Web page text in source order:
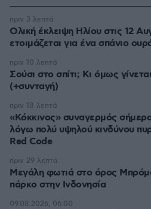
Ολική έκλειψη Ηλίου στις 12
ετοιμάζεται για ένα σπάνιο
πριν 3 λεπτά
Σούσι στο σπίτι; Κι όμως
(+συνταγή)
πριν 10 λεπτά
«Κόκκινος» συναγερμός
λόγω πολύ υψηλού κινδύνου
Red Code
πριν 18 λεπτά
Μεγάλη φωτιά στο όρος
πάρκο στην Ινδονησία
πριν 29 λεπτά
09.08.2026, 06:00